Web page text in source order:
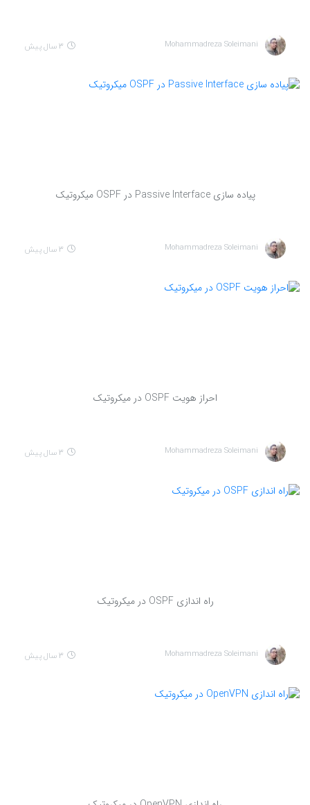
Mohammadreza Soleimani 3 سال پیش
پیاده سازی Passive Interface در OSPF میکروتیک
Mohammadreza Soleimani 3 سال پیش
احراز هویت OSPF در میکروتیک
Mohammadreza Soleimani 3 سال پیش
راه اندازی OSPF در میکروتیک
Mohammadreza Soleimani 3 سال پیش